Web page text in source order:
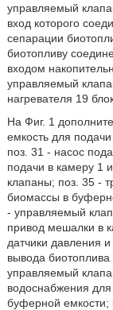
управляемый
вход которого
сепарации
биотопливу
входом
управляемый
нагревателя 19
На Фиг. 1
емкость для
поз. 31 - насос
подачи в камеру 1
клапаны; поз. 35 -
биомассы в
- управляемый
привод мешалки в
датчики давления
вывода биотоплива
управляемый
водоснабжения
буферной емкости;